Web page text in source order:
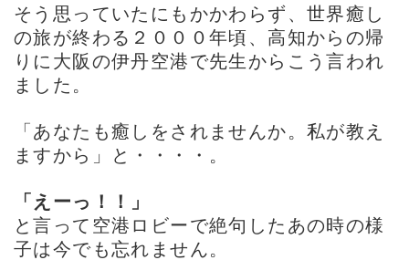
そう思っていたにもかかわらず、世界癒し
の旅が終わる２０００年頃、高知からの帰
りに大阪の伊丹空港で先生からこう言われ
ました。
「あなたも癒しをされませんか。私が教え
ますから」と・・・・。
「えーっ！！」
と言って空港ロビーで絶句したあの時の様
子は今でも忘れません。